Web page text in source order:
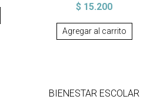
$ 15.200
Agregar al carrito
BIENESTAR ESCOLAR